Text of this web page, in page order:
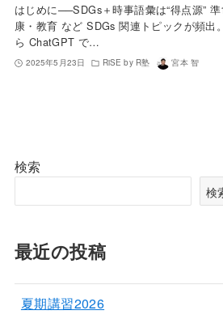
はじめに──SDGs＋時事語彙は“得点源”
康・教育 など SDGs 関連トピックが頻出
ら ChatGPT で…
2025年5月23日 RiSE by R塾 宮本 智
検索
検
最近の投稿
夏期講習2026